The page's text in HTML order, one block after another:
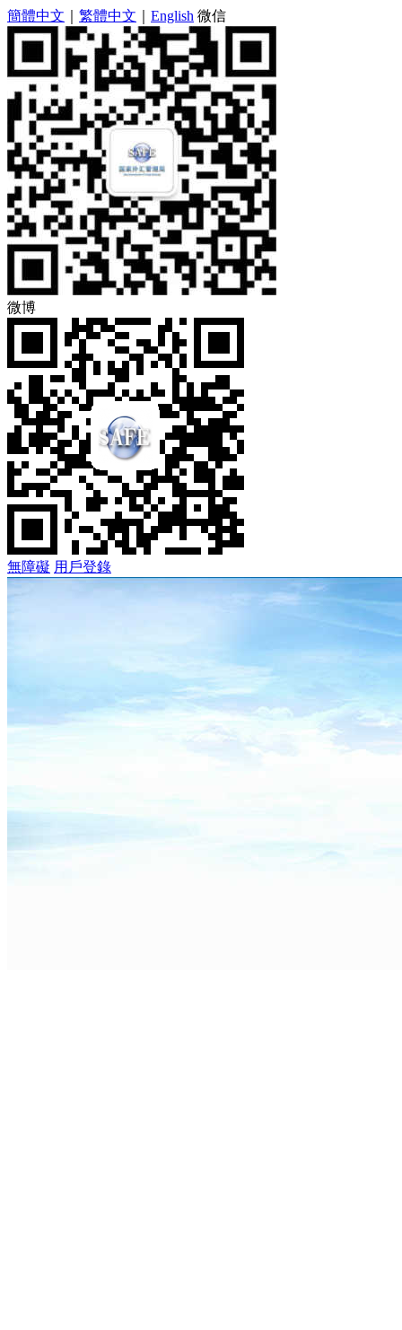
簡體中文 繁體中文 English 微信
微博
無障礙 用戶登錄